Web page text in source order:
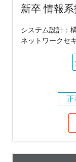
新卒 情報
システム設計：
ネットワークセ